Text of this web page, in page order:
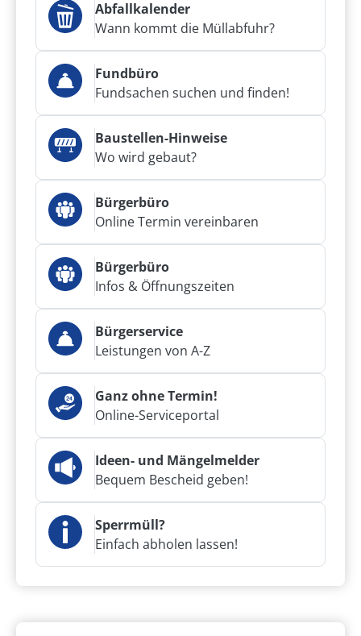
Abfallkalender
Wann kommt die Müllabfuhr?
Fundbüro
Fundsachen suchen und finden!
Baustellen-Hinweise
Wo wird gebaut?
Bürgerbüro
Online Termin vereinbaren
Bürgerbüro
Infos & Öffnungszeiten
Bürgerservice
Leistungen von A-Z
Ganz ohne Termin!
Online-Serviceportal
Ideen- und Mängelmelder
Bequem Bescheid geben!
Sperrmüll?
Einfach abholen lassen!